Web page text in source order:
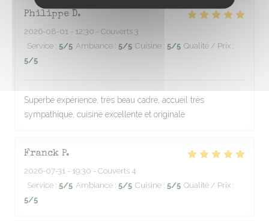
Philippe D
2026-08-01 - 12:30 - Couverts 3
Service : 5/5 Ambiance : 5/5 Cuisine : 5/5 Qualité / Prix :
5/5
Superbe expérience, très beau cadre, accueil très
sympathique, cuisine excellente et originale
Franck P
2026-07-31 - 19:30 - Couverts 4
Service : 5/5 Ambiance : 5/5 Cuisine : 5/5 Qualité / Prix :
5/5